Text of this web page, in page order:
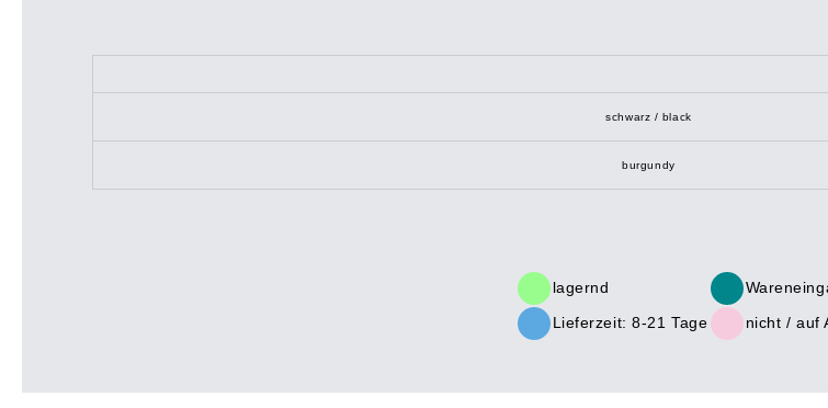
schwarz / black
burgundy
lagernd
Lieferzeit: 8-21 Tage
nicht / auf